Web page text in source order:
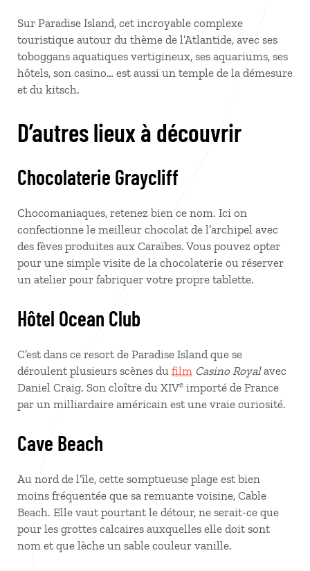
Sur Paradise Island, cet incroyable complexe
touristique autour du thème de l’Atlantide, avec ses
toboggans aquatiques vertigineux, ses aquariums, ses
hôtels, son casino… est aussi un temple de la démesure
et du kitsch.
D’autres lieux à découvrir
Chocolaterie Graycliff
Chocomaniaques, retenez bien ce nom. Ici on
confectionne le meilleur chocolat de l’archipel avec
des fèves produites aux Caraïbes. Vous pouvez opter
pour une simple visite de la chocolaterie ou réserver
un atelier pour fabriquer votre propre tablette.
Hôtel Ocean Club
C’est dans ce resort de Paradise Island que se
déroulent plusieurs scènes du film Casino Royalavec
Daniel Craig. Son cloître du XIVe importé de France
par un milliardaire américain est une vraie curiosité.
Cave Beach
Au nord de l’île, cette somptueuse plage est bien
moins fréquentée que sa remuante voisine, Cable
Beach. Elle vaut pourtant le détour, ne serait-ce que
pour les grottes calcaires auxquelles elle doit sont
nom et que lèche un sable couleur vanille.